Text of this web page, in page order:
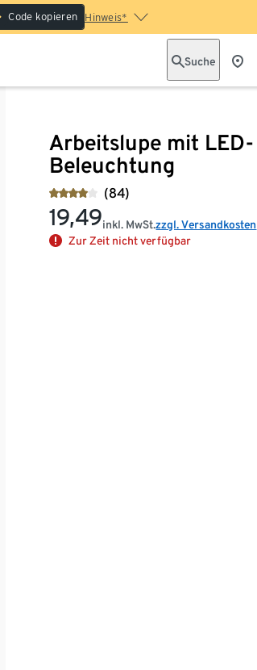
Code kopieren Hinweis*
Suche
Arbeitslupe mit LED-
Beleuchtung
(84)
19,49inkl. MwSt.zzgl. Versandkosten
Zur Zeit nicht verfügbar